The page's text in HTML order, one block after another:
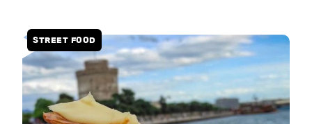
STREET FOOD